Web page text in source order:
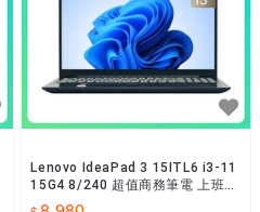
Lenovo IdeaPad 3 15ITL6 i3-11
15G4 8/240 超值商務筆電 上班族
好幫手 平價性能機